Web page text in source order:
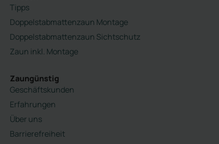
Tipps
Doppelstabmattenzaun Montage
Doppelstabmattenzaun Sichtschutz
Zaun inkl. Montage
Zaungünstig
Geschäftskunden
Erfahrungen
Über uns
Barrierefreiheit